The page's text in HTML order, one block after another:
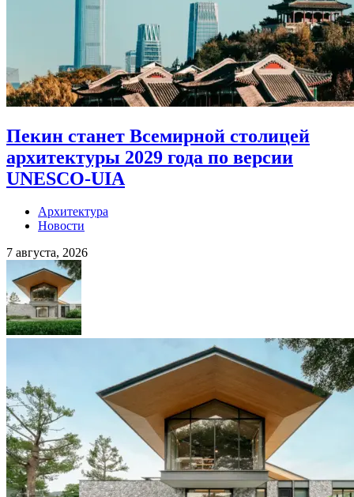
Пекин станет Всемирной столицей
архитектуры 2029 года по версии
UNESCO-UIA
Архитектура
Новости
7 августа, 2026